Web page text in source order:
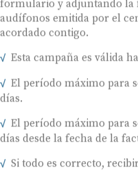
audífonos emitida por el
acordado contigo.
Esta campaña es válida
El período máximo para
días.
El período máximo para
días desde la fecha de la
Si todo es correcto,